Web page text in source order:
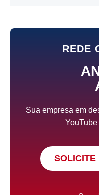
REDE
Sua empresa em
SOLICITE